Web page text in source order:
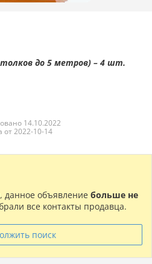
до 5 метров) – 4 шт.
14.10.2022
от 2022-10-14
данное объявление больше не
все контакты продавца.
поиск